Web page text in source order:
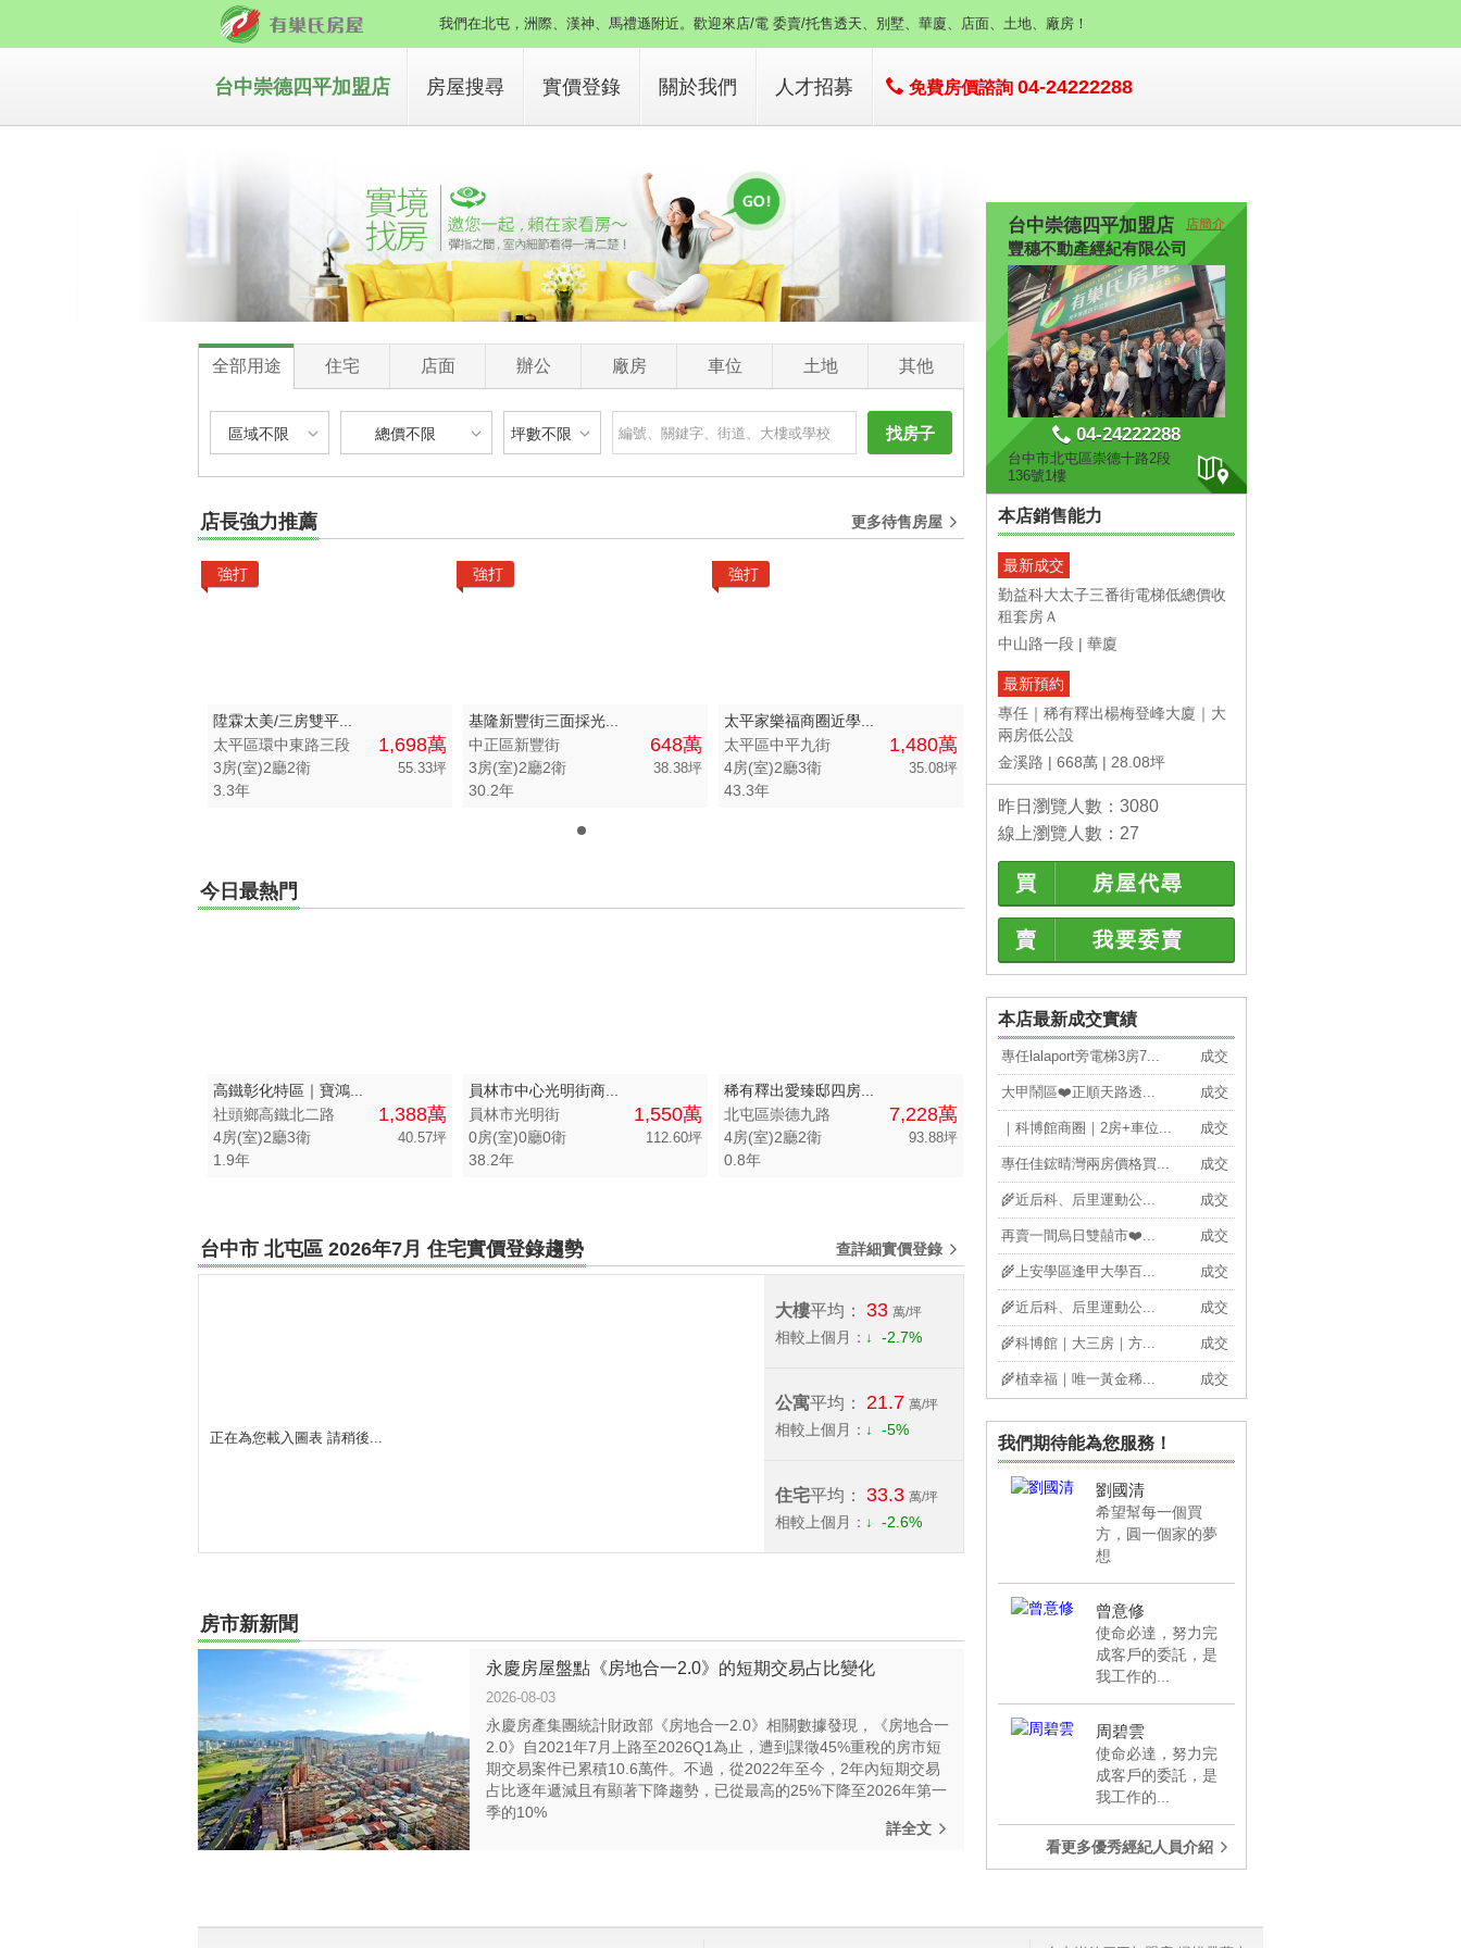
我們在北屯，洲際、漢神、馬禮遜附近。歡迎來店/電 委賣/托售透天、別墅、華廈、店面、土地、廠房！
台中崇德四平加盟店 房屋搜尋
租房子
實價登錄 關於我們
經營團隊
經營績效
服務項目
人才招募 免費房價諮詢 04-24222288
全部用途 住宅 店面 辦公 廠房 車位 土地 其他
區域不限
台中市-北屯區
台中市-北區
台中市-東區
台中市-清水區
台中市-外埔區
台中市-沙鹿區
台中市-烏日區
南投縣-魚池鄉
彰化縣-員林市
彰化縣-社頭鄉
彰化縣-二林鎮
彰化縣-田尾鄉
苗栗縣-苑裡鎮
花蓮縣-豐濱鄉
新北市-林口區
總價不限
500 萬以下
500 萬 - 1000 萬
2000 萬 - 2500 萬
2500 萬以上
坪數不限
坪數不限
40 坪 - 50 坪
50 坪以上
找房子
店長強力推薦 更多待售房屋
陞霖太美/三房雙平...
太平區環中東路三段
1,698萬
3房(室)2廳2衛 55.33坪
3.3年
強打
基隆新豐街三面採光...
中正區新豐街
648萬
3房(室)2廳2衛 38.38坪
30.2年
強打
太平家樂福商圈近學...
太平區中平九街
1,480萬
4房(室)2廳3衛 35.08坪
43.3年
強打
今日最熱門
高鐵彰化特區｜寶鴻...
社頭鄉高鐵北二路
1,388萬
4房(室)2廳3衛 40.57坪
1.9年
員林市中心光明街商...
員林市光明街
1,550萬
0房(室)0廳0衛 112.60坪
38.2年
稀有釋出愛臻邸四房...
北屯區崇德九路
7,228萬
4房(室)2廳2衛 93.88坪
0.8年
台中市 北屯區 2026年7月 住宅實價登錄趨勢 查詳細實價登錄
正在為您載入圖表 請稍後...
大樓平均： 33 萬/坪
相較上個月： -2.7%
公寓平均： 21.7 萬/坪
相較上個月： -5%
住宅平均： 33.3 萬/坪
相較上個月： -2.6%
房市新新聞
永慶房屋盤點《房地合一2.0》的短期交易占比變化
2026-08-03
永慶房產集團統計財政部《房地合一2.0》相關數據發現，《房地合一
2.0》自2021年7月上路至2026Q1為止，遭到課徵45%重稅的房市短
期交易案件已累積10.6萬件。不過，從2022年至今，2年內短期交易
占比逐年遞減且有顯著下降趨勢，已從最高的25%下降至2026年第一
季的10%
詳全文
台中崇德四平加盟店 店簡介
豐穗不動產經紀有限公司
04-24222288
台中市北屯區崇德十路2段
136號1樓
本店銷售能力
最新成交
勤益科大太子三番街電梯低總價收
租套房Ａ
中山路一段
華廈
最新預約
專任｜稀有釋出楊梅登峰大廈｜大
兩房低公設
金溪路
668萬 28.08坪
昨日瀏覽人數：3080
線上瀏覽人數：27
買 房屋代尋
賣 我要委賣
本店最新成交實績
專任lalaport旁電梯3房7... 成交
大甲鬧區❤️正順天路透... 成交
｜科博館商圈｜2房+車位... 成交
專任佳鋐晴灣兩房價格買... 成交
🌾近后科、后里運動公... 成交
再賣一間烏日雙囍市❤️... 成交
🌾上安學區逢甲大學百... 成交
🌾近后科、后里運動公... 成交
🌾科博館｜大三房｜方... 成交
🌾植幸福｜唯一黃金稀... 成交
🌾別管開價|近國三新...
🌾賠售豐邑太原yes2+1...
🌾南投竹山稀有釋出超... 成交
🌾低總價透天近中興大...
🌾誠售｜豐原大坪數｜... 成交
🌾專賣富都匯高樓3房... 成交
🌾獨家專賣｜烏日高鐵... 成交
🌾一中中醫商圈低總價...
🌾東區旱溪夜市旁裝潢... 成交
🌾中央公園/文華高中...
🌾順天緮華厝王戶別三... 成交
我們期待能為您服務！
劉國清
希望幫每一個買
方，圓一個家的夢
想
曾意修
使命必達，努力完
成客戶的委託，是
我工作的...
周碧雲
使命必達，努力完
成客戶的委託，是
我工作的...
看更多優秀經紀人員介紹